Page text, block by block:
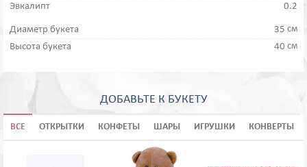
Эвкалипт
0.2
Диаметр букета 35 см
Высота букета
40 см
ДОБАВЬТЕ К БУКЕТУ
ВСЕ ОТКРЫТКИ КОНФЕТЫ ШАРЫ ИГРУШКИ КОНВЕРТЫ